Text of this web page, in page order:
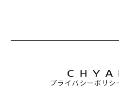
プライバシーポリシ